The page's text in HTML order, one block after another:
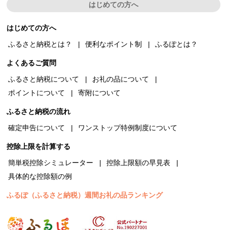
はじめての方へ
はじめての方へ
ふるさと納税とは？
便利なポイント制 ふるぽとは？
よくあるご質問
ふるさと納税について
お礼の品について
ポイントについて
寄附について
ふるさと納税の流れ
確定申告について
ワンストップ特例制度について
控除上限を計算する
簡単税控除シミュレーター
控除上限額の早見表
具体的な控除額の例
ふるぽ（ふるさと納税）週間お礼の品ランキング